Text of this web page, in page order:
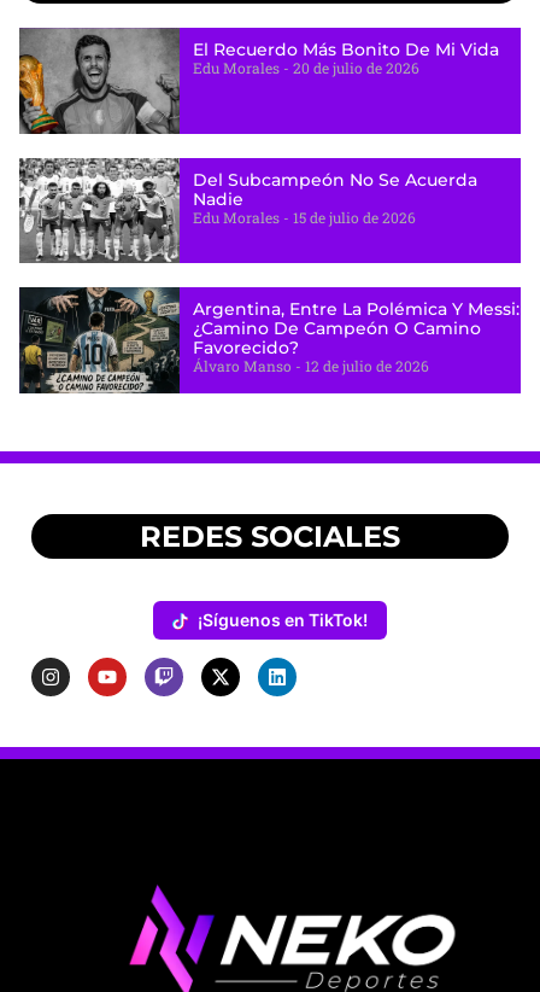
El Recuerdo Más Bonito De Mi Vida
Edu Morales 20 de julio de 2026
Del Subcampeón No Se Acuerda
Nadie
Edu Morales 15 de julio de 2026
Argentina, Entre La Polémica Y Messi:
¿camino De Campeón O Camino
Favorecido?
Álvaro Manso 12 de julio de 2026
REDES SOCIALES
¡Síguenos en TikTok!